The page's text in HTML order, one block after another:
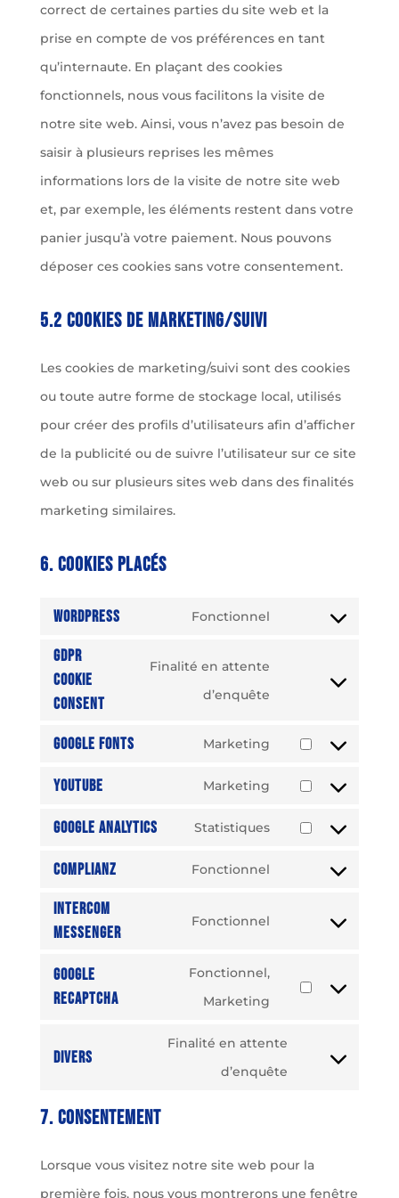
correct de certaines parties du site web et la
prise en compte de vos préférences en tant
qu’internaute. En plaçant des cookies
fonctionnels, nous vous facilitons la visite de
notre site web. Ainsi, vous n’avez pas besoin de
saisir à plusieurs reprises les mêmes
informations lors de la visite de notre site web
et, par exemple, les éléments restent dans votre
panier jusqu’à votre paiement. Nous pouvons
déposer ces cookies sans votre consentement.
5.2 Cookies de marketing/suivi
Les cookies de marketing/suivi sont des cookies
ou toute autre forme de stockage local, utilisés
pour créer des profils d’utilisateurs afin d’afficher
de la publicité ou de suivre l’utilisateur sur ce site
web ou sur plusieurs sites web dans des finalités
marketing similaires.
6. Cookies placés
WordPress
Fonctionnel
GDPR
Cookie
Consent
Finalité en attente
d’enquête
service
gdpr-
consent
Google Fonts
Marketing
YouTube
Marketing
Google Analytics
Statistiques
google-
Complianz
Fonctionnel
Intercom
Messenger
Fonctionnel
service
messenger
Google
reCAPTCHA
Fonctionnel,
Marketing
Divers
Finalité en attente
d’enquête
divers
7. Consentement
Lorsque vous visitez notre site web pour la
première fois, nous vous montrerons une fenêtre